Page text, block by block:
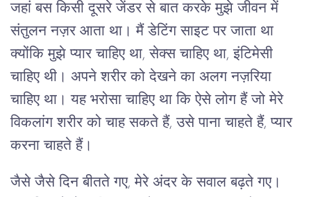
जहां बस किसी दूसरे जेंडर से बात करके मुझे जीवन में
संतुलन नज़र आता था। मैं डेटिंग साइट पर जाता था
क्योंकि मुझे प्यार चाहिए था, सेक्स चाहिए था, इंटिमेसी
चाहिए थी। अपने शरीर को देखने का अलग नज़रिया
चाहिए था। यह भरोसा चाहिए था कि ऐसे लोग हैं जो मेरे
विकलांग शरीर को चाह सकते हैं, उसे पाना चाहते हैं, प्यार
करना चाहते हैं।
जैसे जैसे दिन बीतते गए, मेरे अंदर के सवाल बढ़ते गए।